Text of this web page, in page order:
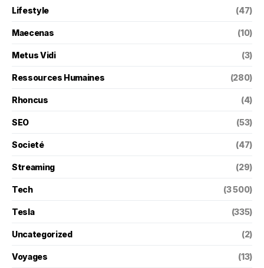
Lifestyle (47)
Maecenas (10)
Metus Vidi (3)
Ressources Humaines (280)
Rhoncus (4)
SEO (53)
Societé (47)
Streaming (29)
Tech (3 500)
Tesla (335)
Uncategorized (2)
Voyages (13)